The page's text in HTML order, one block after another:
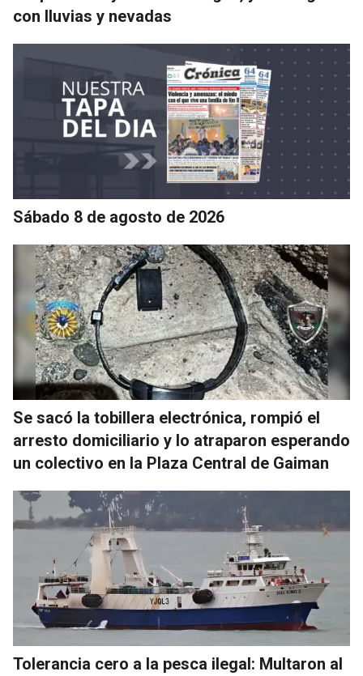
con lluvias y nevadas
Sábado 8 de agosto de 2026
Se sacó la tobillera electrónica, rompió el
arresto domiciliario y lo atraparon esperando
un colectivo en la Plaza Central de Gaiman
Tolerancia cero a la pesca ilegal: Multaron al